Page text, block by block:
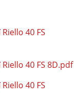
Riello 40 FS
Riello 40 FS 8D.pdf
Riello 40 FS